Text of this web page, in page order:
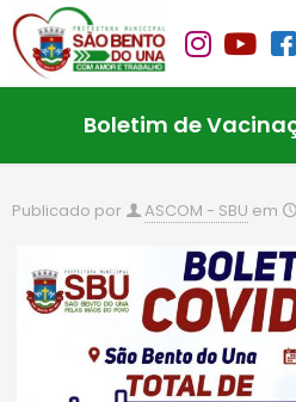
Boletim de
Publicado por ASCOM - SBU em